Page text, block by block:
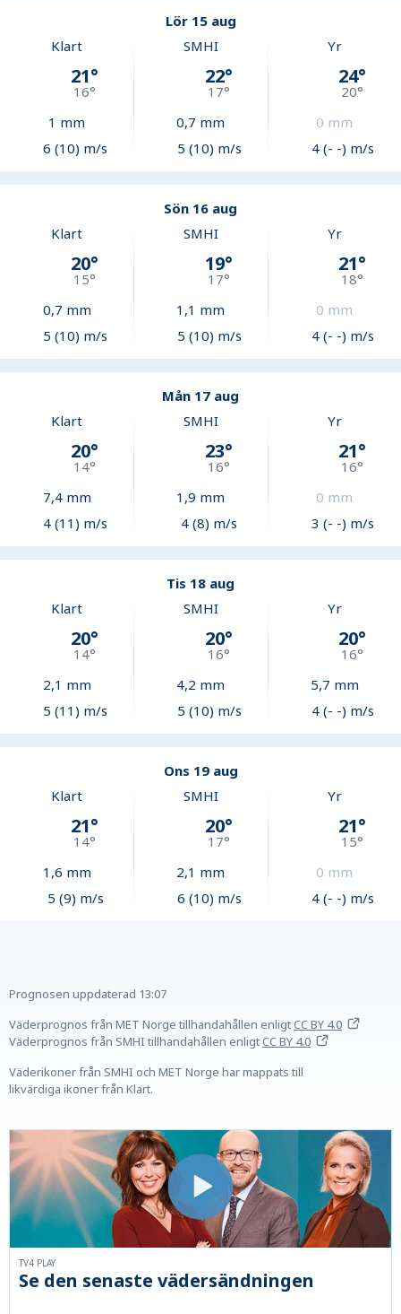
Lör 15 aug
Klart
21°
16°
1 mm
6 (10) m/s
SMHI
22°
17°
0,7 mm
5 (10) m/s
Yr
24°
20°
0 mm
4 (- -) m/s
Sön 16 aug
Klart
20°
15°
0,7 mm
5 (10) m/s
SMHI
19°
17°
1,1 mm
5 (10) m/s
Yr
21°
18°
0 mm
4 (- -) m/s
Mån 17 aug
Klart
20°
14°
7,4mm
4 (11) m/s
SMHI
23°
16°
1,9 mm
4 (8) m/s
Yr
21°
16°
0 mm
3 (- -) m/s
Tis 18 aug
Klart
20°
14°
2,1 mm
5 (11) m/s
SMHI
20°
16°
4,2 mm
5 (10) m/s
Yr
20°
16°
5,7 mm
4 (- -) m/s
Ons 19 aug
Klart
21°
14°
1,6 mm
5 (9) m/s
SMHI
20°
17°
2,1 mm
6 (10) m/s
Yr
21°
15°
0 mm
4 (- -) m/s
Prognosen uppdaterad 13:07
Väderprognos från MET Norge tillhandahållen enligtCC BY 4.0
Väderprognos från SMHI tillhandahållen enligtCC BY 4.0
Väderikoner från SMHI och MET Norge har mappats till
likvärdiga ikoner från Klart.
Se den senaste vädersändningen
TV4 PLAY